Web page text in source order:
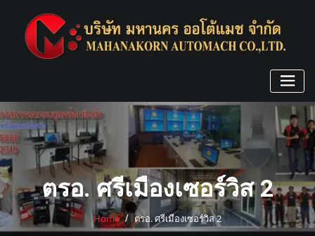
content
ตรอ. ศรีเมืองเซอร์วิส 2
Home ตรอ. ศรีเมืองเซอร์วิส 2